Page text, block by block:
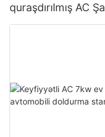
quraşdırılmış AC
OCPP1.6J